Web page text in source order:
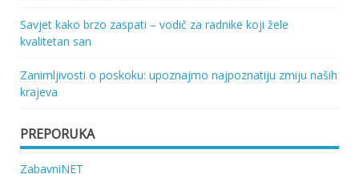
Savjet kako brzo zaspati – vodič za radnike koji žele
kvalitetan san
Zanimljivosti o poskoku: upoznajmo najpoznatiju zmiju naših
krajeva
PREPORUKA
ZabavniNET